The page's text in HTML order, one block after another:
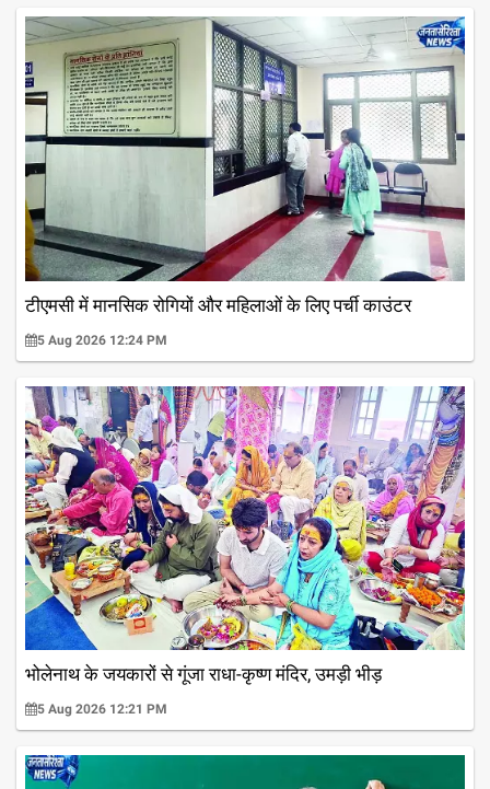
टीएमसी में मानसिक रोगियों और महिलाओं के लिए पर्ची काउंटर
5 Aug 2026 12:24 PM
भोलेनाथ के जयकारों से गूंजा राधा-कृष्ण मंदिर, उमड़ी भीड़
5 Aug 2026 12:21 PM